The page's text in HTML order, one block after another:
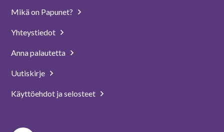
Mikä on Papunet?
Yhteystiedot
Anna palautetta
Uutiskirje
Käyttöehdot ja selosteet